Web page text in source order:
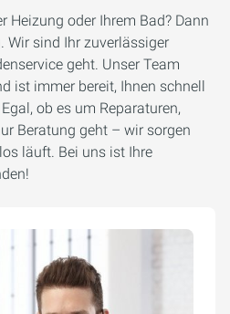
Heizung oder Ihrem Bad? Dann
Wir sind Ihr zuverlässiger
geht. Unser Team
ist immer bereit, Ihnen schnell
ob es um Reparaturen,
Beratung geht – wir sorgen
läuft. Bei uns ist Ihre